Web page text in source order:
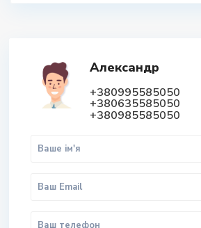
Александр
+380995585050
+380635585050
+380985585050